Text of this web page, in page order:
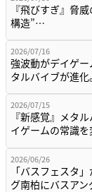
『飛びすぎ』脅
構造”…
2026/07/16
強波動がデイゲ
タルバイブが進
2026/07/15
『新感覚』メタ
イゲームの常識
2026/06/26
「バスフェスタ
グ南柏にバスアン